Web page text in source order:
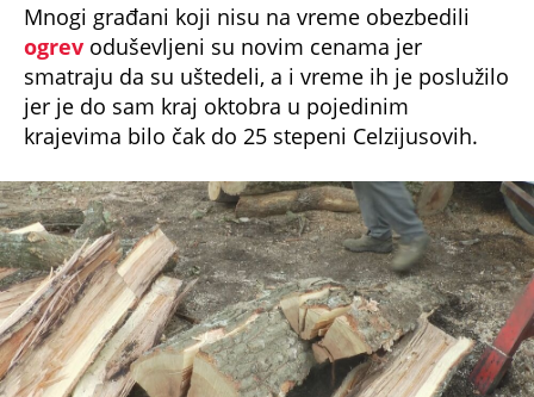
Mnogi građani koji nisu na vreme obezbedili
ogrev oduševljeni su novim cenama jer
smatraju da su uštedeli, a i vreme ih je poslužilo
jer je do sam kraj oktobra u pojedinim
krajevima bilo čak do 25 stepeni Celzijusovih.